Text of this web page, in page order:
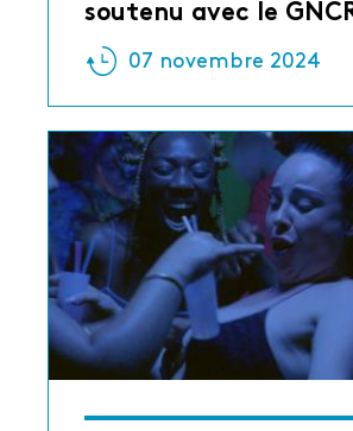
soutenu avec le
07 novembre 2024